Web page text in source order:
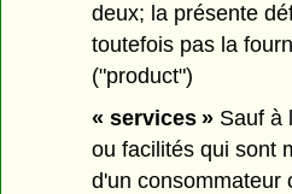
deux; la présente
toutefois pas la
("product")
« services » Sauf à
ou facilités qui sont
d'un consommateur